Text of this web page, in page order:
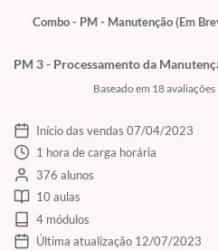
PM 3 - Processamento da
Baseado em 18 avaliações
Combo - PM - Manutenção (Em
Início das vendas 07/04/2023
1 hora de carga horária
376 alunos
10 aulas
4 módulos
Última atualização 12/07/2023